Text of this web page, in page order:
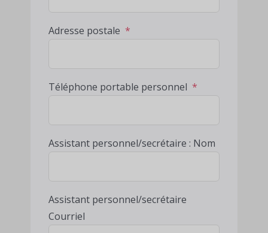
Adresse postale *
Téléphone portable personnel *
Assistant personnel/secrétaire : Nom
Assistant personnel/secrétaire
Courriel